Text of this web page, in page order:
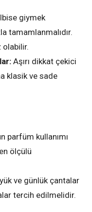
giymek
tamamlanmalıdır.
olabilir.
Aşırı dikkat çekici
klasik ve sade
parfüm kullanımı
ölçülü
ve günlük çantalar
tercih edilmelidir.